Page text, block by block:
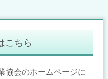
こちら
協会のホームページに